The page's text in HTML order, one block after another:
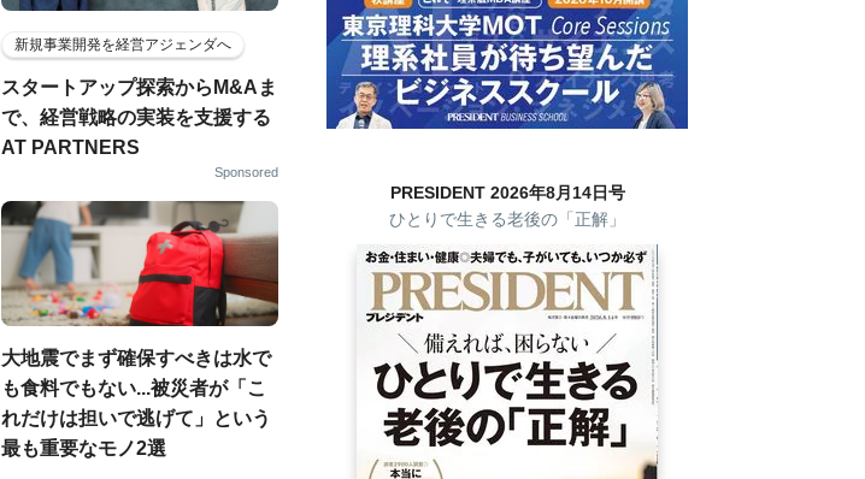
新規事業開発を経営アジェンダへ
スタートアップ探索からM&Aま
で、経営戦略の実装を支援する
AT PARTNERS
Sponsored
大地震でまず確保すべきは水で
も食料でもない...被災者が「こ
れだけは担いで逃げて」という
最も重要なモノ2選
PRESIDENT 2026年8月14日号
ひとりで生きる老後の「正解」